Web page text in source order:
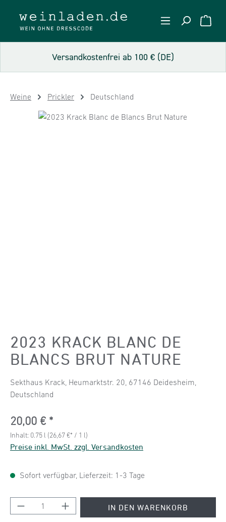
Zum Hauptinhalt springen
Versandkostenfrei ab 100 € (DE)
Weine Prickler Deutschland
Bildergalerie überspringen
2023 KRACK BLANC DE
BLANCS BRUT NATURE
Sekthaus Krack, Heumarktstr. 20, 67146 Deidesheim,
Deutschland
Regulärer Preis:
20,00 €
Inhalt: 0.75 l (26,67 €* / 1 l)
Preise inkl. MwSt. zzgl. Versandkosten
Sofort verfügbar, Lieferzeit: 1-3 Tage
Produkt Anzahl: Gib den gewünschten Wert
IN DEN WARENKORB